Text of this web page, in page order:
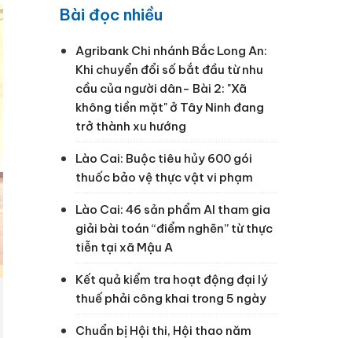
Bài đọc nhiều
Agribank Chi nhánh Bắc Long An:
Khi chuyển đổi số bắt đầu từ nhu
cầu của người dân- Bài 2: "Xã
không tiền mặt" ở Tây Ninh đang
trở thành xu hướng
Lào Cai: Buộc tiêu hủy 600 gói
thuốc bảo vệ thực vật vi phạm
Lào Cai: 46 sản phẩm AI tham gia
giải bài toán “điểm nghẽn” từ thực
tiễn tại xã Mậu A
Kết quả kiểm tra hoạt động đại lý
thuế phải công khai trong 5 ngày
Chuẩn bị Hội thi, Hội thao năm